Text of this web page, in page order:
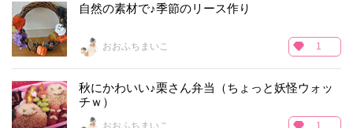
自然の素材で♪季節のリース作り
おおふちまいこ 1
秋にかわいい♪栗さん弁当（ちょっと妖怪ウォッ
チｗ）